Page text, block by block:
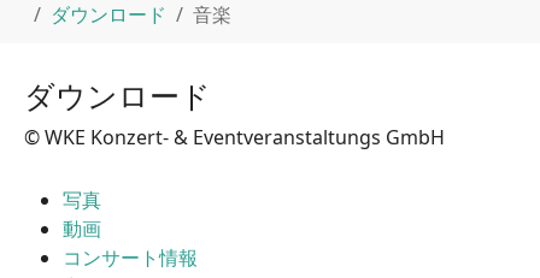
ダウンロード
音楽
ダウンロード
© WKE Konzert- & Eventveranstaltungs GmbH
写真
動画
コンサート情報